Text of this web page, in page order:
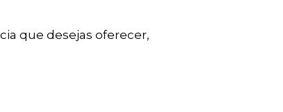
que desejas oferecer,